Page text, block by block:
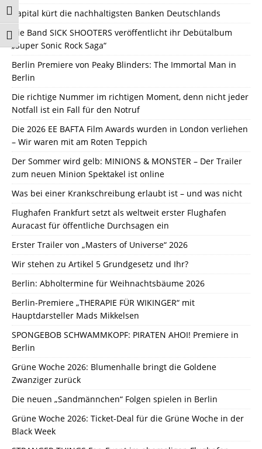
Umschalten auf hohe Kontraste
Schrift vergrößern
Capital kürt die nachhaltigsten Banken Deutschlands
Die Band SICK SHOOTERS veröffentlicht ihr Debütalbum
„Super Sonic Rock Saga“
Berlin Premiere von Peaky Blinders: The Immortal Man in
Berlin
Die richtige Nummer im richtigen Moment, denn nicht jeder
Notfall ist ein Fall für den Notruf
Die 2026 EE BAFTA Film Awards wurden in London verliehen
– Wir waren mit am Roten Teppich
Der Sommer wird gelb: MINIONS & MONSTER – Der Trailer
zum neuen Minion Spektakel ist online
Was bei einer Krankschreibung erlaubt ist – und was nicht
Flughafen Frankfurt setzt als weltweit erster Flughafen
Auracast für öffentliche Durchsagen ein
Erster Trailer von „Masters of Universe“ 2026
Wir stehen zu Artikel 5 Grundgesetz und Ihr?
Berlin: Abholtermine für Weihnachtsbäume 2026
Berlin-Premiere „THERAPIE FÜR WIKINGER“ mit
Hauptdarsteller Mads Mikkelsen
SPONGEBOB SCHWAMMKOPF: PIRATEN AHOI! Premiere in
Berlin
Grüne Woche 2026: Blumenhalle bringt die Goldene
Zwanziger zurück
Die neuen „Sandmännchen“ Folgen spielen in Berlin
Grüne Woche 2026: Ticket-Deal für die Grüne Woche in der
Black Week